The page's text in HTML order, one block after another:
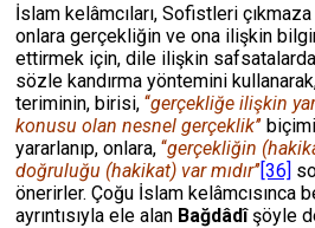
İslam kelâmcıları, Sofistleri
onlara gerçekliğin ve ona ilişkin
ettirmek için, dile ilişkin
sözle kandırma yöntemini
teriminin, birisi, ‘‘gerçekliğe ilişkin
konusu olan nesnel gerçeklik’’
yararlanıp, onlara, ‘‘gerçekliğin
doğruluğu (hakikat) var mıdır’’[36]
önerirler. Çoğu İslam kelâmcısınca
ayrıntısıyla ele alan Bağdâdîşöyle